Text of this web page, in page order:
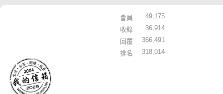
會員
49,175
收錄
36,914
回覆
366,491
排名
318,014